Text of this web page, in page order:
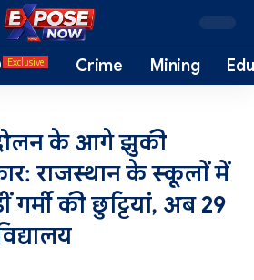
Exclusive Crime Mining
के आगे झुकी
राजस्थान के स्कूलों में
की छुट्टियां, अब 29